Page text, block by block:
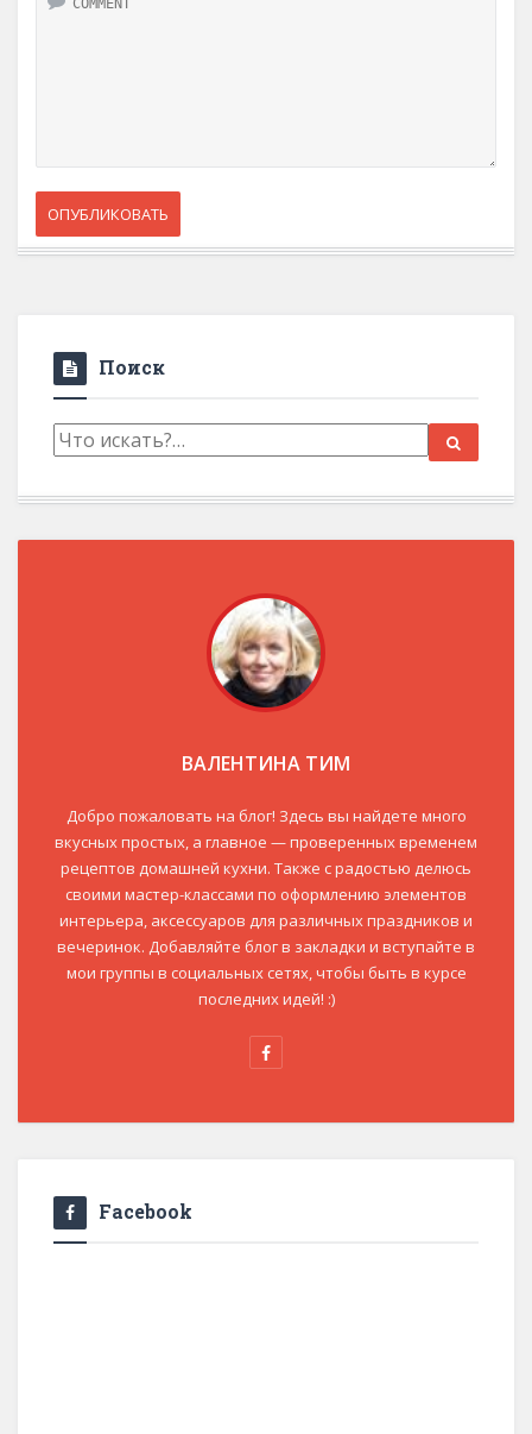
Поиск
ВАЛЕНТИНА ТИМ
Добро пожаловать на блог! Здесь вы найдете много
вкусных простых, а главное — проверенных временем
рецептов домашней кухни. Также с радостью делюсь
своими мастер-классами по оформлению элементов
интерьера, аксессуаров для различных праздников и
вечеринок. Добавляйте блог в закладки и вступайте в
мои группы в социальных сетях, чтобы быть в курсе
последних идей! :)
Facebook